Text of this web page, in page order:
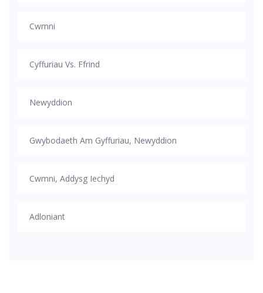
Cwmni
Cyffuriau Vs. Ffrind
Newyddion
Gwybodaeth Am Gyffuriau, Newyddion
Cwmni, Addysg Iechyd
Adloniant